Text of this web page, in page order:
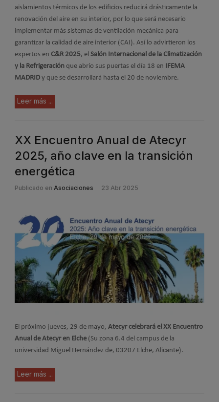
aislamientos térmicos de los edificios reducirá drásticamente la
renovación del aire en su interior, por lo que será necesario
implementar más sistemas de ventilación mecánica para
garantizar la calidad de aire interior (CAI). Así lo advirtieron los
expertos en C&R 2025, el Salón Internacional de la Climatización
y la Refrigeración que abrío sus puertas el día 18 en
IFEMA
MADRID y que se desarrollará hasta el 20 de noviembre.
Leer más ...
XX Encuentro Anual de Atecyr
2025, año clave en la transición
energética
Publicado en Asociaciones 23 Abr 2025
El próximo jueves, 29 de mayo, Atecyr celebrará el XX Encuentro
Anual de Atecyr en Elche(Su zona 6.4 del campus de la
universidad Miguel Hernández de, 03207 Elche, Alicante).
Leer más ...